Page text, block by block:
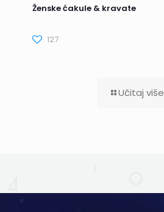
Ženske ćakule & kravate
127
Učitaj više